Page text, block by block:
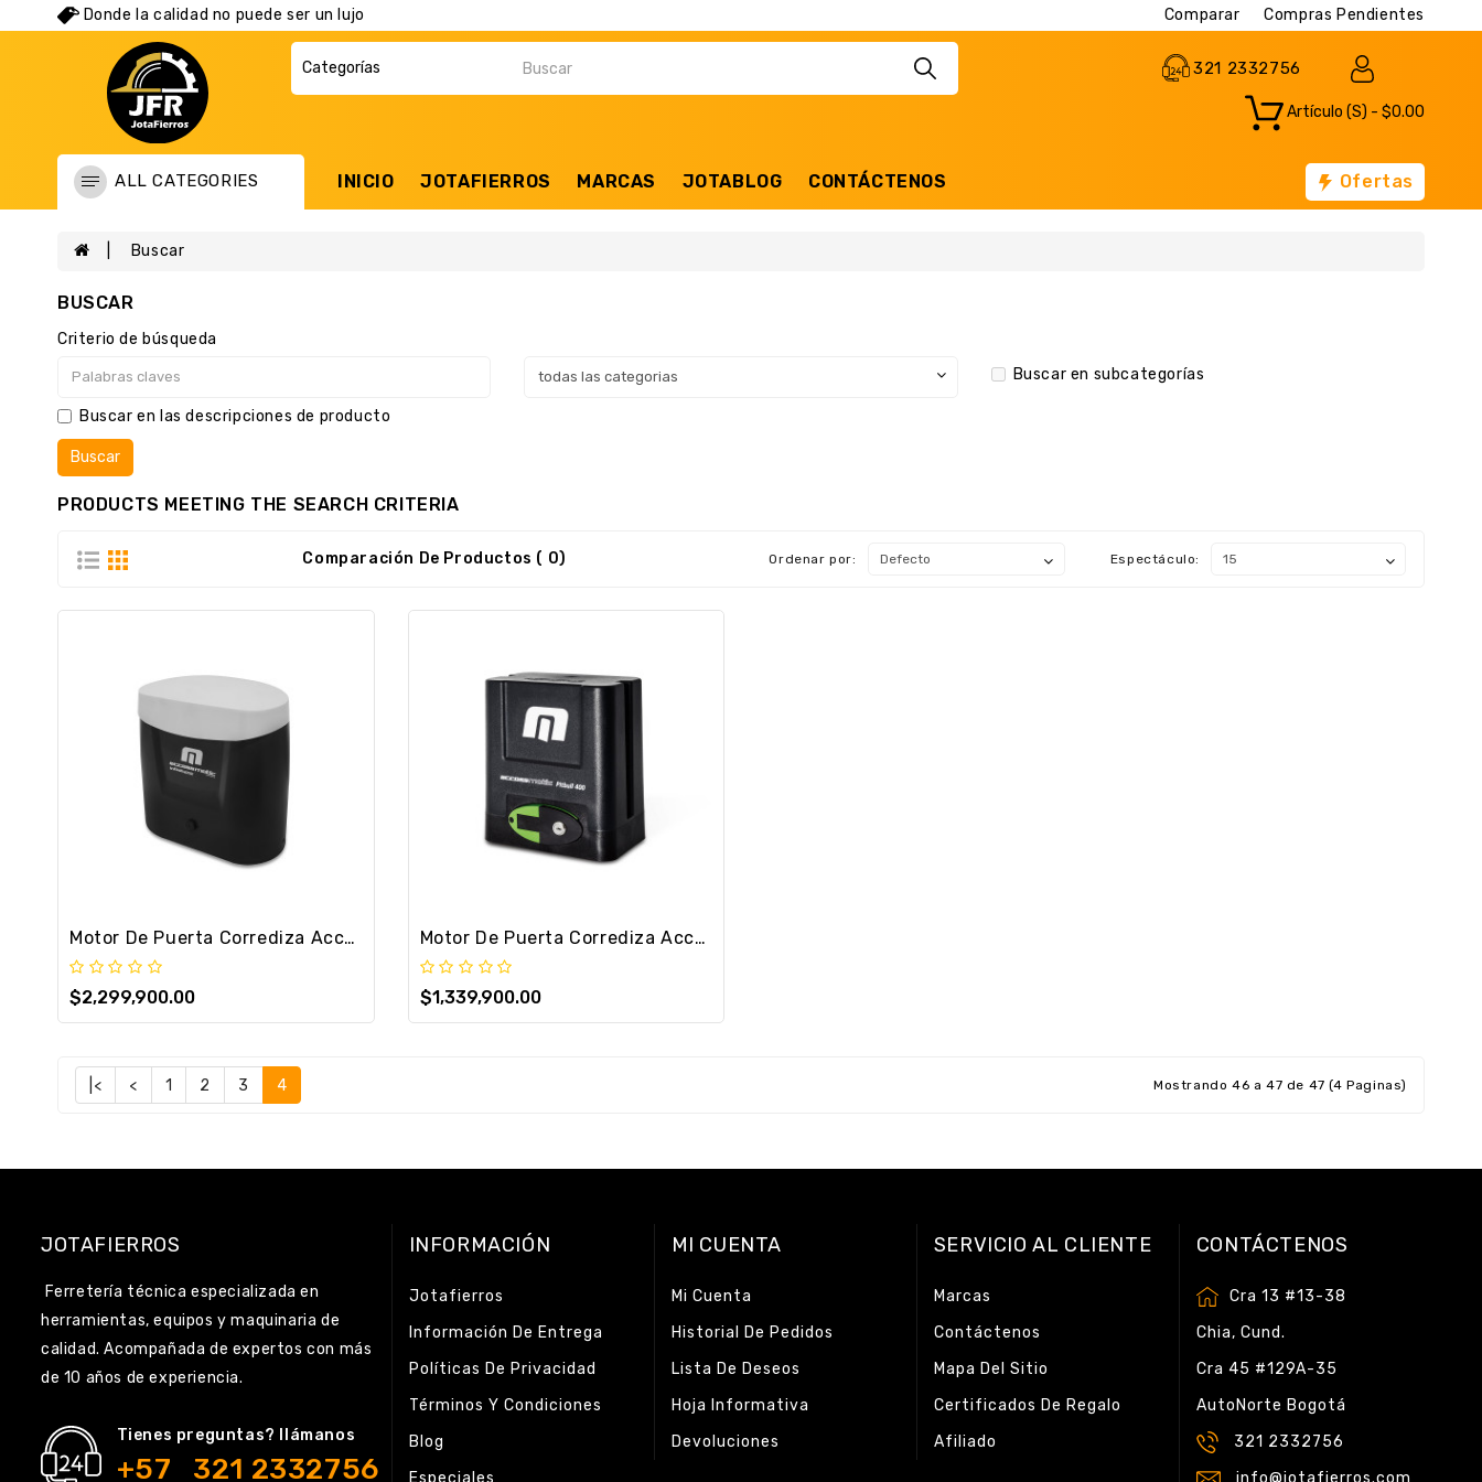
Donde la calidad no puede ser un lujo Comparar Compras Pendientes
321 2332756
Artículo (s) - $0.00
ALL CATEGORIES INICIO JOTAFIERROS MARCAS JOTABLOG CONTÁCTENOS Ofertas
Buscar
BUSCAR
Criterio de búsqueda
Buscar en subcategorías
Buscar en las descripciones de producto
PRODUCTS MEETING THE SEARCH CRITERIA
Comparación De Productos ( 0) Ordenar por: Espectáculo:
Motor De Puerta Corrediza Accessmatic Infinity 624 De 600kg.
$2,299,900.00
Motor De Puerta Corrediza Accessmatic Pitbull 400
$1,339,900.00
|< < 1 2 3 4 Mostrando 46 a 47 de 47 (4 Paginas)
JOTAFIERROS
Ferretería técnica especializada en
herramientas, equipos y maquinaria de
calidad. Acompañada de expertos con más
de 10 años de experiencia.
Tienes preguntas? llámanos
+57 321 2332756
INFORMACIÓN
Jotafierros
Información De Entrega
Políticas De Privacidad
Términos Y Condiciones
Blog
Especiales
MI CUENTA
Mi Cuenta
Historial De Pedidos
Lista De Deseos
Hoja Informativa
Devoluciones
SERVICIO AL CLIENTE
Marcas
Contáctenos
Mapa Del Sitio
Certificados De Regalo
Afiliado
CONTÁCTENOS
Cra 13 #13-38
Chia, Cund.
Cra 45 #129A-35
AutoNorte Bogotá
321 2332756
info@jotafierros.com